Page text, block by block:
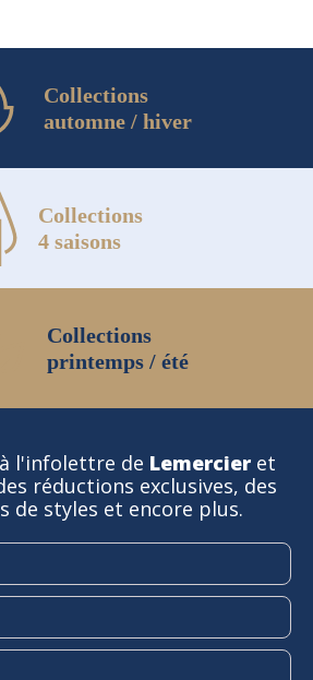
Collections
automne / hiver
Collections
4 saisons
Collections
printemps / été
l'infolettre de Lemercier et
réductions exclusives, des
de styles et encore plus.